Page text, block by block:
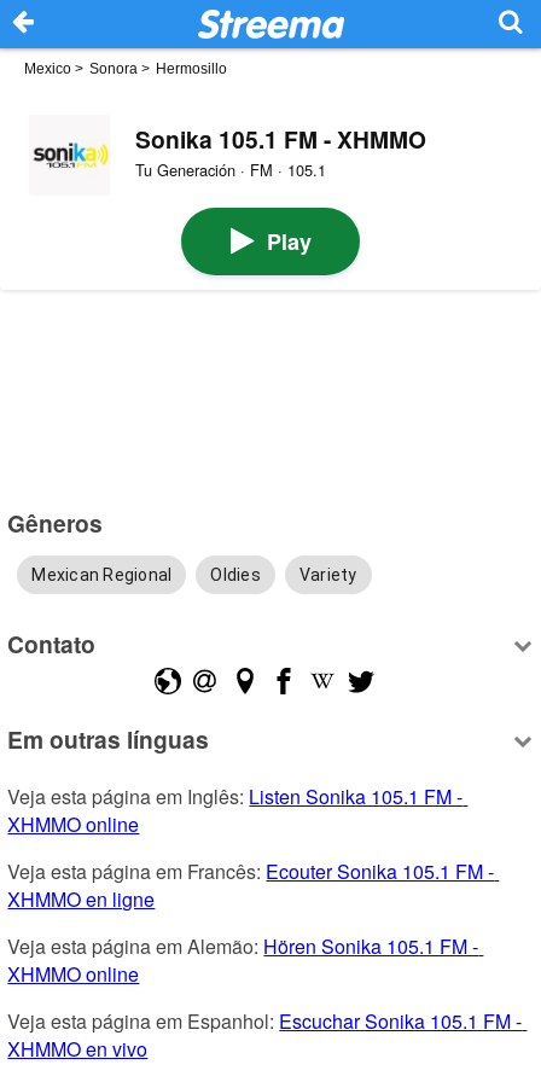
Mexico > Sonora > Hermosillo
Sonika 105.1 FM - XHMMO
Tu Generación · FM · 105.1
Play
Gêneros
Mexican Regional Oldies Variety
Contato
Em outras línguas
Veja esta página em Inglês: Listen Sonika 105.1 FM -
XHMMO online
Veja esta página em Francês: Ecouter Sonika 105.1 FM -
XHMMO en ligne
Veja esta página em Alemão: Hören Sonika 105.1 FM -
XHMMO online
Veja esta página em Espanhol: Escuchar Sonika 105.1 FM -
XHMMO en vivo